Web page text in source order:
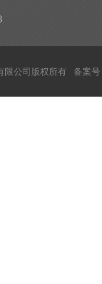
限公司版权所有 备案号